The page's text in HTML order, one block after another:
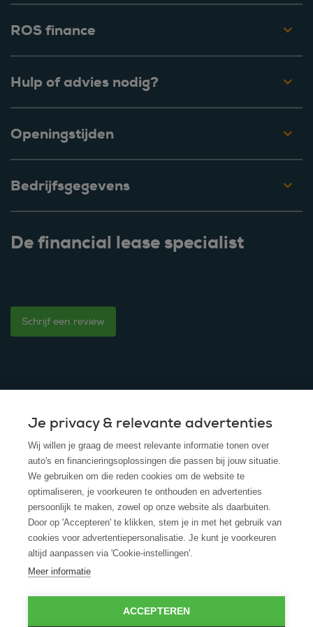
ROS finance
Hulp of advies nodig?
Openingstijden
Bedrijfsgegevens
De financial lease specialist
Schrijf een review
© 2025 - ROS Krediet Service
Algemene Voorwaarden
Disclaimer
Privacy Policy
Cookies
Cookie policy
Je privacy & relevante advertenties
Wij willen je graag de meest relevante informatie tonen over
auto's en financieringsoplossingen die passen bij jouw situatie.
We gebruiken om die reden cookies om de website te
optimaliseren, je voorkeuren te onthouden en advertenties
persoonlijk te maken, zowel op onze website als daarbuiten.
Door op 'Accepteren' te klikken, stem je in met het gebruik van
cookies voor advertentiepersonalisatie. Je kunt je voorkeuren
altijd aanpassen via 'Cookie-instellingen'.
Meer informatie
ACCEPTEREN